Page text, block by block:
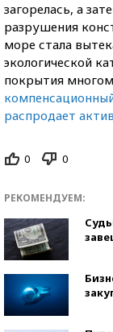
загорелась, а
разрушения
море стала
экологической
покрытия
распродает
0 0
РЕКОМЕНДУЕМ: